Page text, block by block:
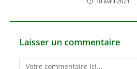
Laisser un commentaire
Comment